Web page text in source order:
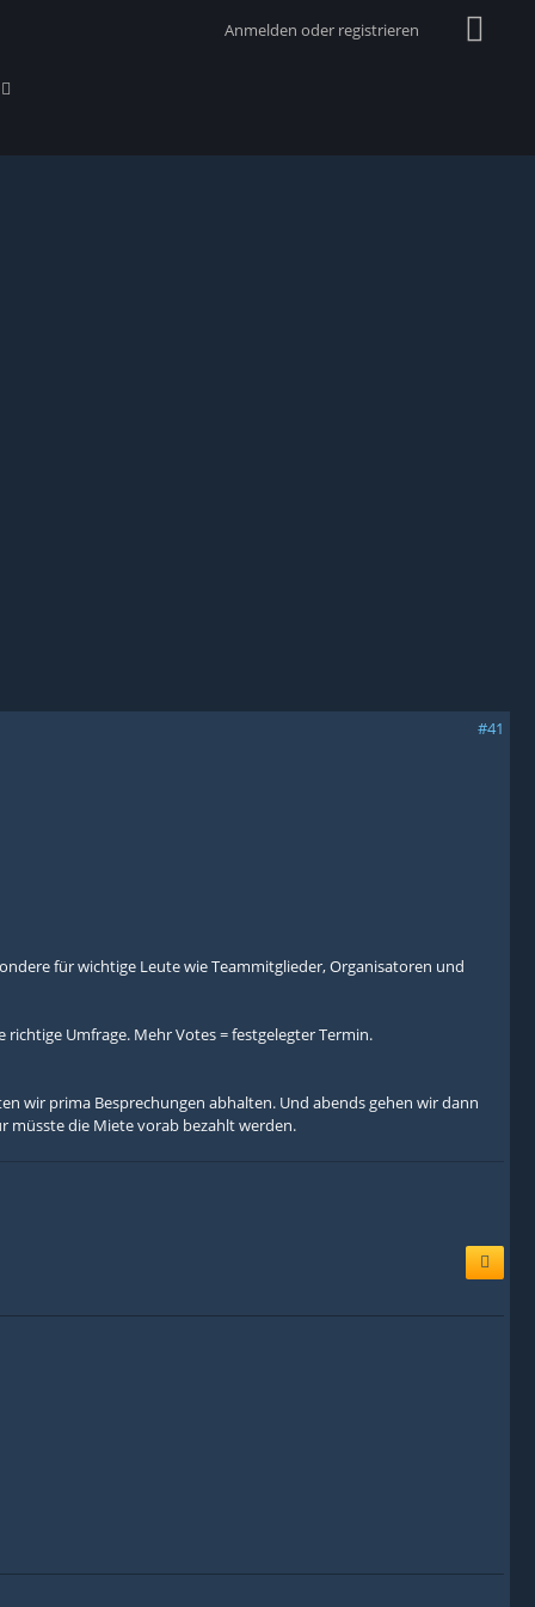
Anmelden oder registrieren
#41
für wichtige Leute wie Teammitglieder, Organisatoren und
Umfrage. Mehr Votes = festgelegter Termin.
wir prima Besprechungen abhalten. Und abends gehen wir dann
müsste die Miete vorab bezahlt werden.